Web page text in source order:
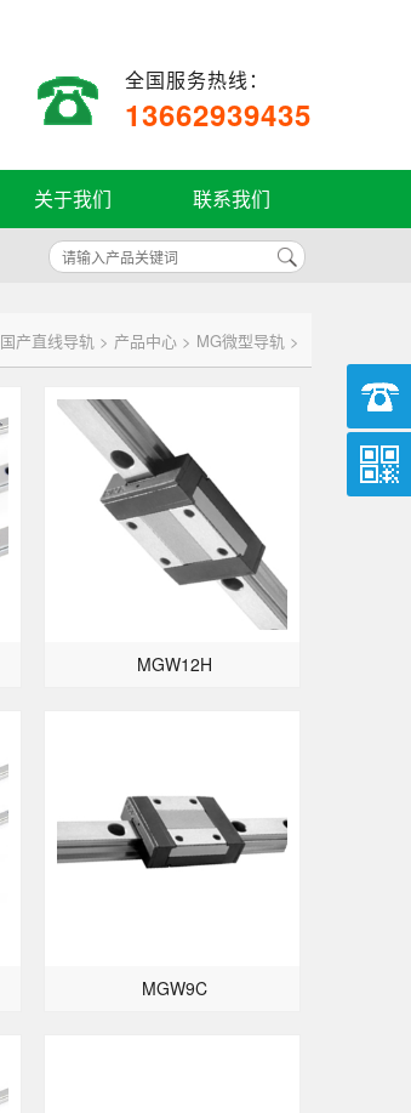
全国服务热线：
13662939435
关于我们 联系我们
国产直线导轨 > 产品中心 > MG微型导轨 >
MGW12H
MGW9C